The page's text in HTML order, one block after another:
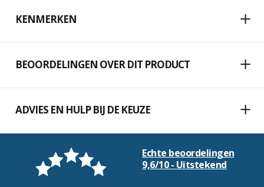
KENMERKEN
BEOORDELINGEN OVER DIT PRODUCT
ADVIES EN HULP BIJ DE KEUZE
Echte beoordelingen
9,6/10 - Uitstekend